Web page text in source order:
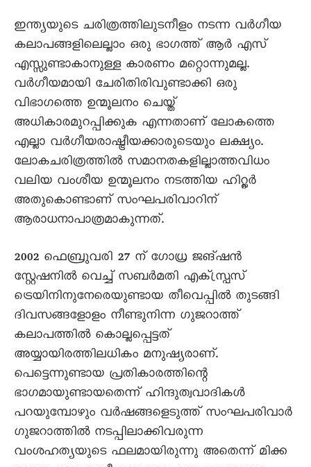
ഇന്ത്യയുടെ ചരിത്രത്തിലുടനീളം നടന്ന വർഗീയ
കലാപങ്ങളിലെല്ലാം ഒരു ഭാഗത്ത് ആർ എസ്
എസ്സുണ്ടാകാനുള്ള കാരണം മറ്റൊന്നുമല്ല.
വർഗീയമായി ചേരിതിരിവുണ്ടാക്കി ഒരു
വിഭാഗത്തെ ഉന്മൂലനം ചെയ്ത്
അധികാരമുറപ്പിക്കുക എന്നതാണ് ലോകത്തെ
എല്ലാ വർഗീയരാഷ്ട്രീയക്കാരുടെയും ലക്ഷ്യം.
ലോകചരിത്രത്തിൽ സമാനതകളില്ലാത്തവിധം
വലിയ വംശീയ ഉന്മൂലനം നടത്തിയ ഹിറ്റ്ലർ
അതുകൊണ്ടാണ് സംഘപരിവാറിന്
ആരാധനാപാത്രമാകുന്നത്.
2002 ഫെബ്രുവരി 27 ന് ഗോധ്ര ജങ്ഷൻ
സ്റ്റേഷനിൽ വെച്ച് സബർമതി എക്സ്പ്രസ്
ട്രെയിനിനുനേരെയുണ്ടായ തീവെപ്പിൽ തുടങ്ങി
ദിവസങ്ങളോളം നീണ്ടുനിന്ന ഗുജറാത്ത്
കലാപത്തിൽ കൊല്ലപ്പെട്ടത്
അയ്യായിരത്തിലധികം മനുഷ്യരാണ്.
പെട്ടെന്നുണ്ടായ പ്രതികാരത്തിന്റെ
ഭാഗമായുണ്ടായതെന്ന് ഹിന്ദുത്വവാദികൾ
പറയുമ്പോഴും വർഷങ്ങളെടുത്ത് സംഘപരിവാർ
ഗുജറാത്തിൽ നടപ്പിലാക്കിവരുന്ന
വംശഹത്യയുടെ ഫലമായിരുന്നു അതെന്ന് മിക്ക